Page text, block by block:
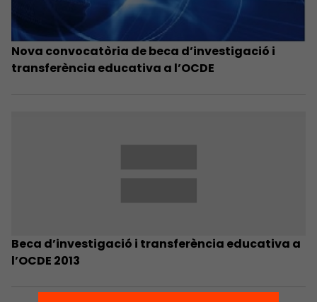
Nova convocatòria de beca d’investigació i
transferència educativa a l’OCDE
Beca d’investigació i transferència educativa a
l’OCDE 2013